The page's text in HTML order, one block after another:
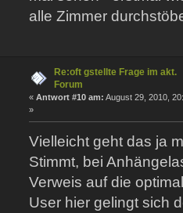
alle Zimmer
Re:oft gstellte Frage im akt.
Forum
« Antwort #10 am: August 29, 2010,
»
Vielleicht geht das ja
Stimmt, bei
Verweis auf die
User hier gelingt sich